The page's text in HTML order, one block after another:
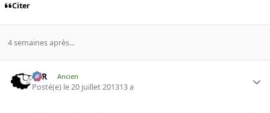
Citer
4 semaines après...
KzR Ancien
Posté(e) le 20 juillet 201313 a